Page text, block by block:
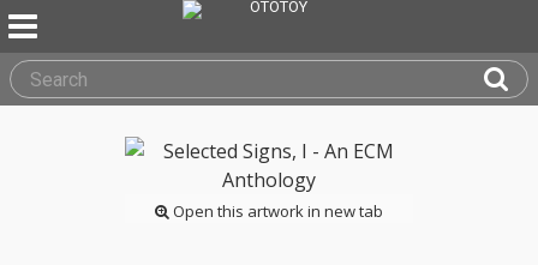
Open this artwork in new tab